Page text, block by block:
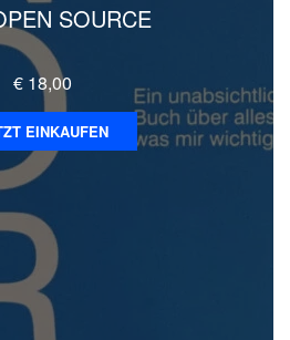
SOURCE
€18,00
EINKAUFEN